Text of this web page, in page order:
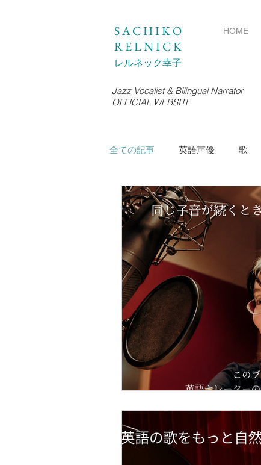
SACHIKO
RELNICK
レルネック幸子
HOME
Jazz Vocalist & Bilingual Narrator
OFFICIAL WEBSITE
全ての記事 英語声優 歌